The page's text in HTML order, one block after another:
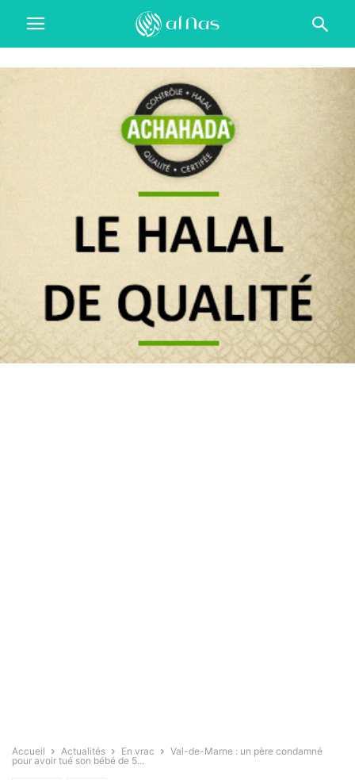
Accueil Actualités En vrac
Val-de-Marne : un père condamné
pour avoir tué son bébé de 5...